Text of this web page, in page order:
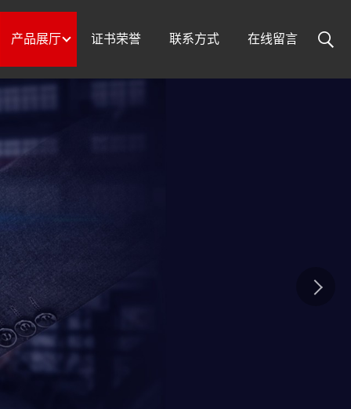
产品展厅 证书荣誉 联系方式 在线留言